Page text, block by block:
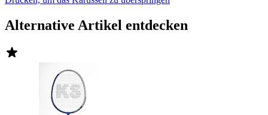
Alternative Artikel entdecken